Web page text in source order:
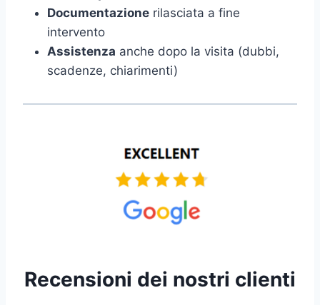
Documentazione rilasciata a fine
intervento
Assistenza anche dopo la visita (dubbi,
scadenze, chiarimenti)
Recensioni dei nostri clienti